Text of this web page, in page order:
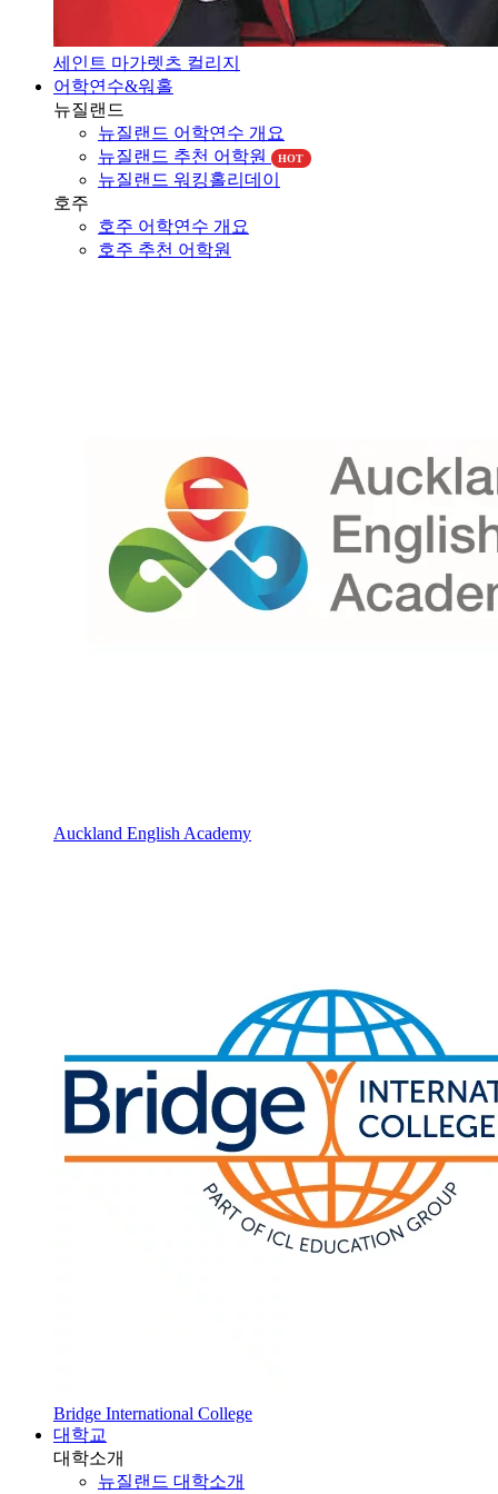
세인트 마가렛츠 컬리지
어학연수&워홀
뉴질랜드
뉴질랜드 어학연수 개요
뉴질랜드 추천 어학원
HOT
뉴질랜드 워킹홀리데이
호주
호주 어학연수 개요
호주 추천 어학원
Auckland English Academy
Bridge International College
대학교
대학소개
뉴질랜드 대학소개